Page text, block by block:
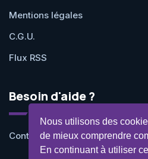
Nous utilisons des
de mieux comprendre
En continuant à utiliser
Mentions légales
C.G.U.
Flux RSS
Besoin d'aide ?
Contactez-nous